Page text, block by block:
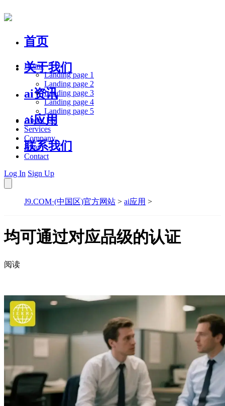
首页
关于我们
ai资讯
ai应用
联系我们
Home
Landing page 1
Landing page 2
Landing page 3
Landing page 4
Landing page 5
About Us
Services
Company
Blog
Contact
Log In Sign Up
J9.COM·(中国区)官方网站 > ai应用 >
均可通过对应品级的认证
阅读